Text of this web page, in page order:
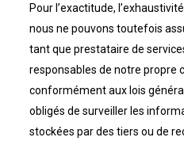
Pour l’exactitude,
nous ne pouvons toutefois
tant que prestataire de
responsables de notre propre
conformément aux lois
obligés de surveiller les
stockées par des tiers ou de